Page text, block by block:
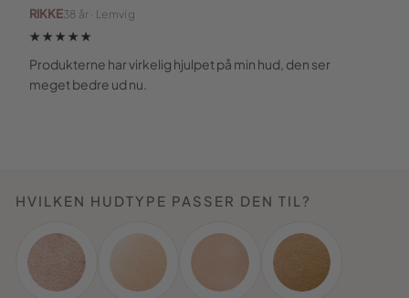
RIKKE38 år · Lemvig
★★★★★
Produkterne har virkelig hjulpet på min hud, den ser
meget bedre ud nu.
HVILKEN HUDTYPE PASSER DEN TIL?